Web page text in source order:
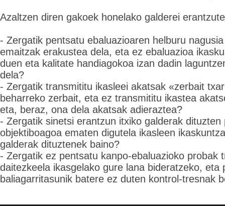
Azaltzen diren gakoek honelako galderei
- Zergatik pentsatu ebaluazioaren helburu
emaitzak erakustea dela, eta ez ebaluazioa
duen eta kalitate handiagokoa izan dadin
dela?
- Zergatik transmititu ikasleei akatsak «zerbait
beharreko zerbait, eta ez transmititu ikastea
eta, beraz, ona dela akatsak adieraztea?
- Zergatik sinetsi erantzun itxiko galderak dituzten
objektiboagoa ematen digutela ikasleen
galderak dituztenek baino?
- Zergatik ez pentsatu kanpo-ebaluazioko probak
daitezkeela ikasgelako gure lana bideratzeko, eta
baliagarritasunik batere ez duten kontrol-tresnak